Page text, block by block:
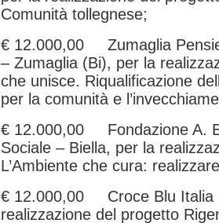
Comunità tollegnese;
€ 12.000,00 Zumaglia
– Zumaglia (Bi), per la
che unisce. Riqualificazione
per la comunità e
€ 12.000,00 Fondazione A.
Sociale – Biella, per la
L’Ambiente che cura:
€ 12.000,00 Croce Blu Italia
realizzazione del progetto